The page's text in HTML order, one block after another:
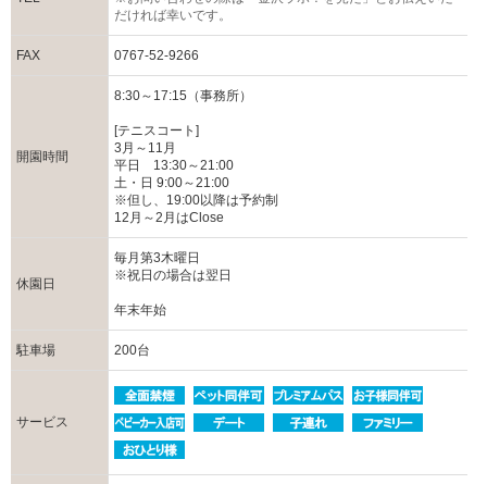
だければ幸いです。
FAX 0767-52-9266
開園時間
8:30～17:15（事務所）
[テニスコート]
3月～11月
平日 13:30～21:00
土・日 9:00～21:00
※但し、19:00以降は予約制
12月～2月はClose
休園日
毎月第3木曜日
※祝日の場合は翌日
年末年始
駐車場 200台
サービス